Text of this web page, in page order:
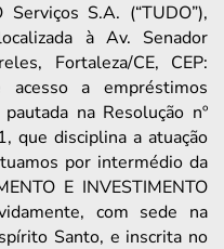
S.A. (“TUDO”),
à Av. Senador
Fortaleza/CE, CEP:
a empréstimos
na Resolução nº
que disciplina a atuação
por intermédio da
E INVESTIMENTO
com sede na
Santo, e inscrita no